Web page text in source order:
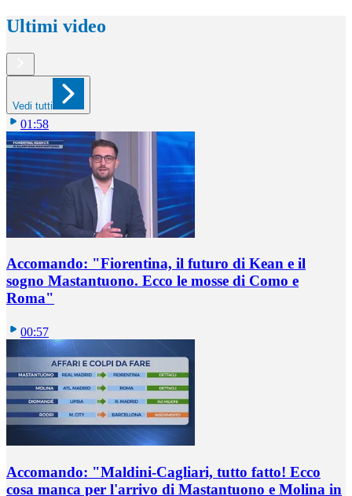
Ultimi video
Vedi tutti
01:58
Accomando: "Fiorentina, il futuro di Kean e il
sogno Mastantuono. Ecco le mosse di Como e
Roma"
00:57
Accomando: "Maldini-Cagliari, tutto fatto! Ecco
cosa manca per l'arrivo di Mastantuono e Molina in